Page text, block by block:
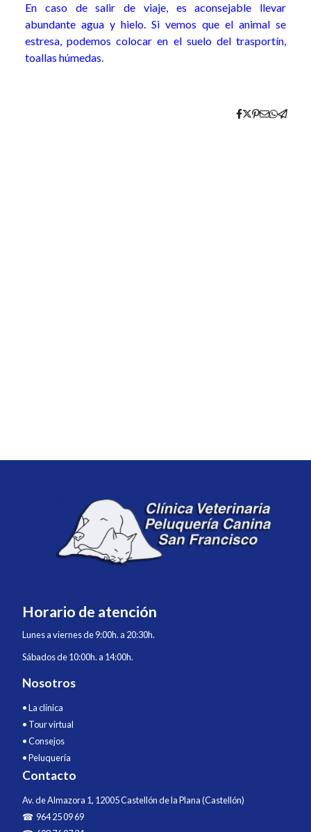
En caso de salir de viaje, es aconsejable llevar
abundante agua y hielo. Si vemos que el animal se
estresa, podemos colocar en el suelo del trasportín,
toallas húmedas.
Horario de atención
Lunes a viernes de 9:00h. a 20:30h.
Sábados de 10:00h. a 14:00h.
Nosotros
•La clínica
• Tour virtual
•Consejos
•Peluquería
Contacto
Av. de Almazora 1, 12005 Castellón de la Plana (Castellón)
☎ 964 25 09 69